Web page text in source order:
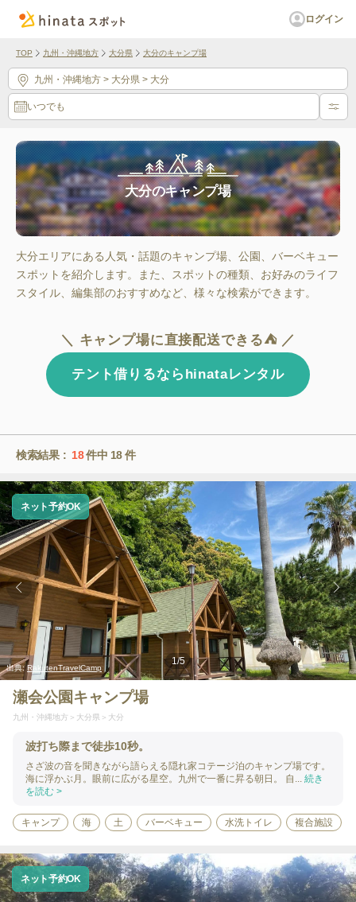
ログイン
TOP 九州・沖縄地方 大分県 大分のキャンプ場
九州・沖縄地方 > 大分県 > 大分
いつでも
大分のキャンプ場
大分エリアにある人気・話題のキャンプ場、公園、バーベキュー
スポットを紹介します。また、スポットの種類、お好みのライフ
スタイル、編集部のおすすめなど、様々な検索ができます。
＼ キャンプ場に直接配送できる⛺ ／
テント借りるならhinataレンタル
検索結果 : 18件中 18件
出典:RakutenTravelCamp
1/5
ネット予約OK
瀬会公園キャンプ場
九州・沖縄地方 大分県 大分
波打ち際まで徒歩10秒。
さざ波の音を聞きながら語らえる隠れ家コテージ泊のキャンプ場です。
海に浮かぶ月。眼前に広がる星空。九州で一番に昇る朝日。 自... 続き
を読む >
キャンプ 海 土 バーベキュー 水洗トイレ 複合施設
ネット予約OK